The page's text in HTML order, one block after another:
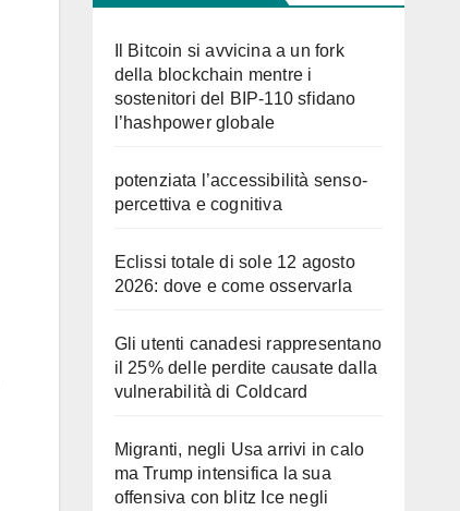
Il Bitcoin si avvicina a un fork
della blockchain mentre i
sostenitori del BIP-110 sfidano
l’hashpower globale
potenziata l’accessibilità senso-
percettiva e cognitiva
Eclissi totale di sole 12 agosto
2026: dove e come osservarla
Gli utenti canadesi rappresentano
il 25% delle perdite causate dalla
vulnerabilità di Coldcard
Migranti, negli Usa arrivi in calo
ma Trump intensifica la sua
offensiva con blitz Ice negli